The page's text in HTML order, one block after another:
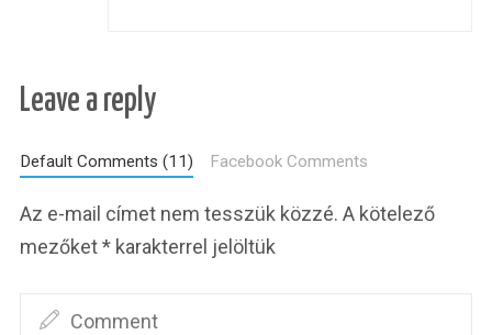
Leave a reply
Default Comments (11) Facebook Comments
Az e-mail címet nem tesszük közzé. A kötelező
mezőket* karakterrel jelöltük